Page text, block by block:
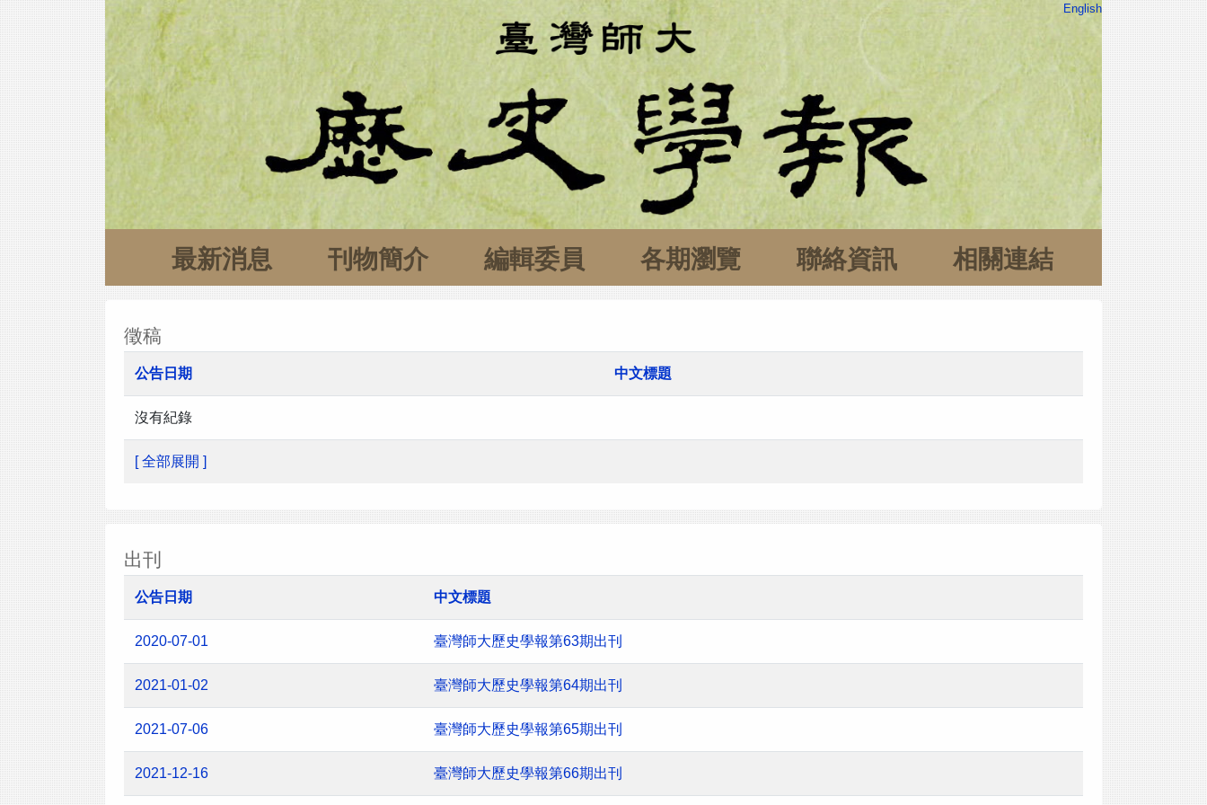
English
最新消息 刊物簡介 編輯委員 各期瀏覽 聯絡資訊 相關連結
徵稿
公告日期 中文標題
沒有紀錄
[ 全部展開 ]
出刊
公告日期 中文標題
2020-07-01 臺灣師大歷史學報第63期出刊
2021-01-02 臺灣師大歷史學報第64期出刊
2021-07-06 臺灣師大歷史學報第65期出刊
2021-12-16 臺灣師大歷史學報第66期出刊